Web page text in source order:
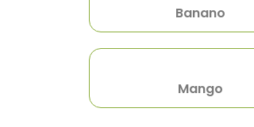
Banano
Mango